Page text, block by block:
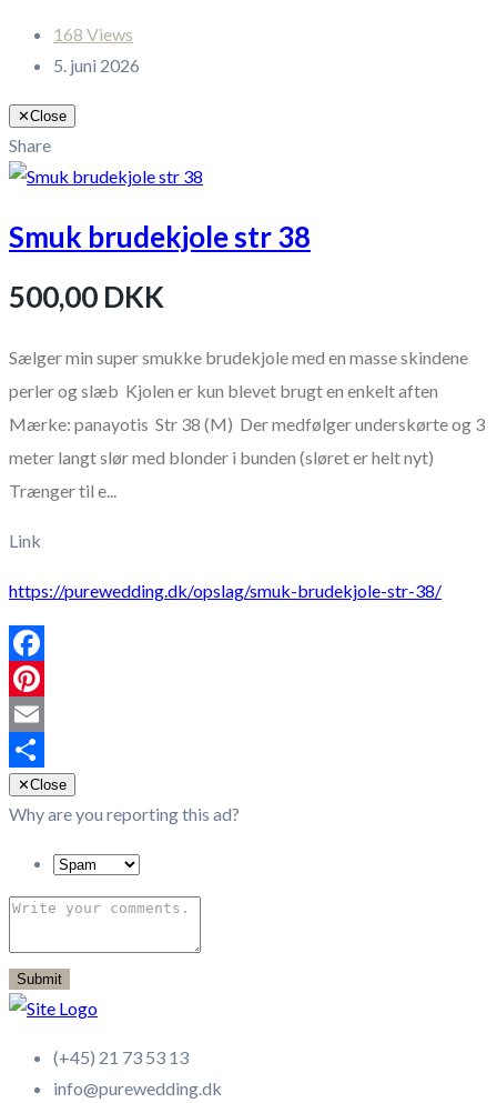
168 Views
5. juni 2026
✕Close
Share
Smuk brudekjole str 38
500,00 DKK
Sælger min super smukke brudekjole med en masse skindene
perler og slæb Kjolen er kun blevet brugt en enkelt aften
Mærke: panayotis Str 38 (M) Der medfølger underskørte og 3
meter langt slør med blonder i bunden (sløret er helt nyt)
Trænger til e...
Link
https://purewedding.dk/opslag/smuk-brudekjole-str-38/
Facebook
Pinterest
Email
Share
✕Close
Why are you reporting this ad?
Submit
(+45) 21 73 53 13
info@purewedding.dk